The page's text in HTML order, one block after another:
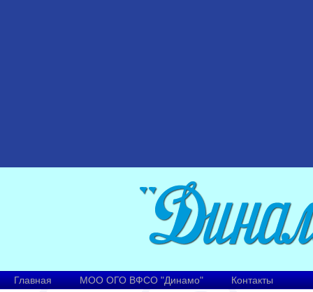
Главная МОО ОГО ВФСО "Динамо" Контакты